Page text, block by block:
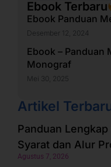
Ebook Terbaru
Ebook Panduan
Desember 12, 2024
Ebook – Panduan
Monograf
Mei 30, 2025
Artikel
Panduan
Syarat dan Alur
Agustus 7, 2026